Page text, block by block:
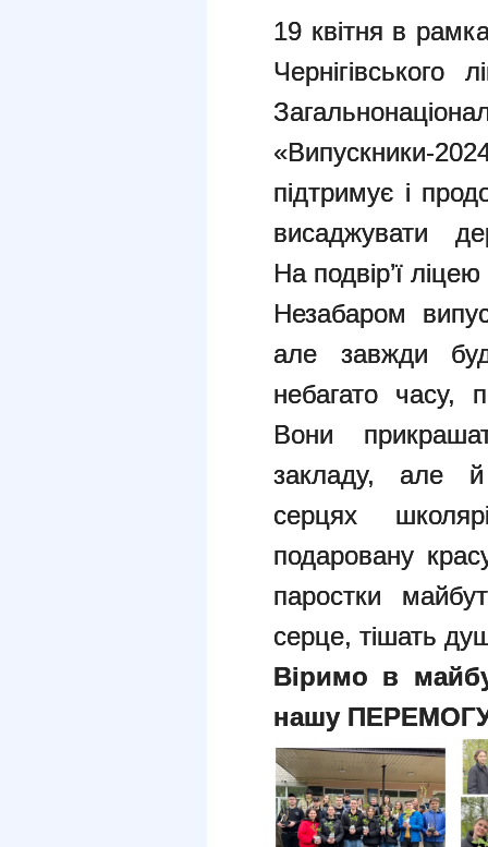
19 квітня в
«Випускники-
підтримує і
висаджувати
На подвір’ї
Незабаром
але завжди
небагато часу,
Вони
закладу, але й
серцях
подаровану
паростки
серце, тішать
Віримо в
нашу